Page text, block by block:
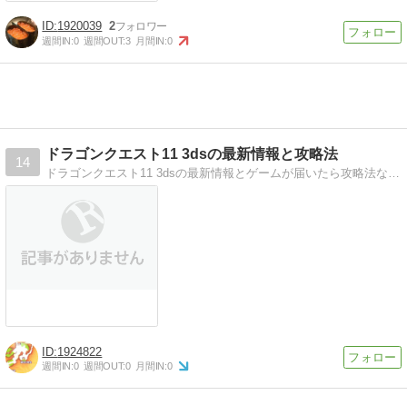
1920039 2
週間IN:0 週間OUT:3 月間IN:0
14
ドラゴンクエスト11 3dsの最新情報と攻略法
ドラゴンクエスト11 3dsの最新情報とゲームが届いたら攻略法なども載せていきます！
1924822
週間IN:0 週間OUT:0 月間IN:0